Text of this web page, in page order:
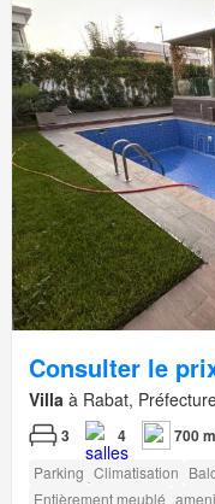
Consulter le
Villa à Rabat,
3 4 700
Parking Climatisation
Entièrement meublé